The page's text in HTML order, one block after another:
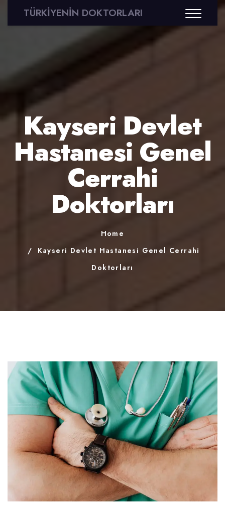
TÜRKİYENİN DOKTORLARI
Kayseri Devlet
Hastanesi Genel
Cerrahi
Doktorları
Home
Kayseri Devlet Hastanesi Genel Cerrahi
Doktorları